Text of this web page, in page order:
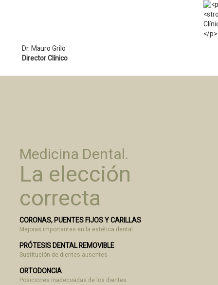
Dr. Mauro Grilo
Director Clínico
Medicina Dental.
La elección
correcta
CORONAS, PUENTES FIJOS Y CARILLAS
Mejoras importantes en la estética dental
PRÓTESIS DENTAL REMOVIBLE
Sustitución de dientes ausentes
ORTODONCIA
Posiciones inadecuadas de los dientes